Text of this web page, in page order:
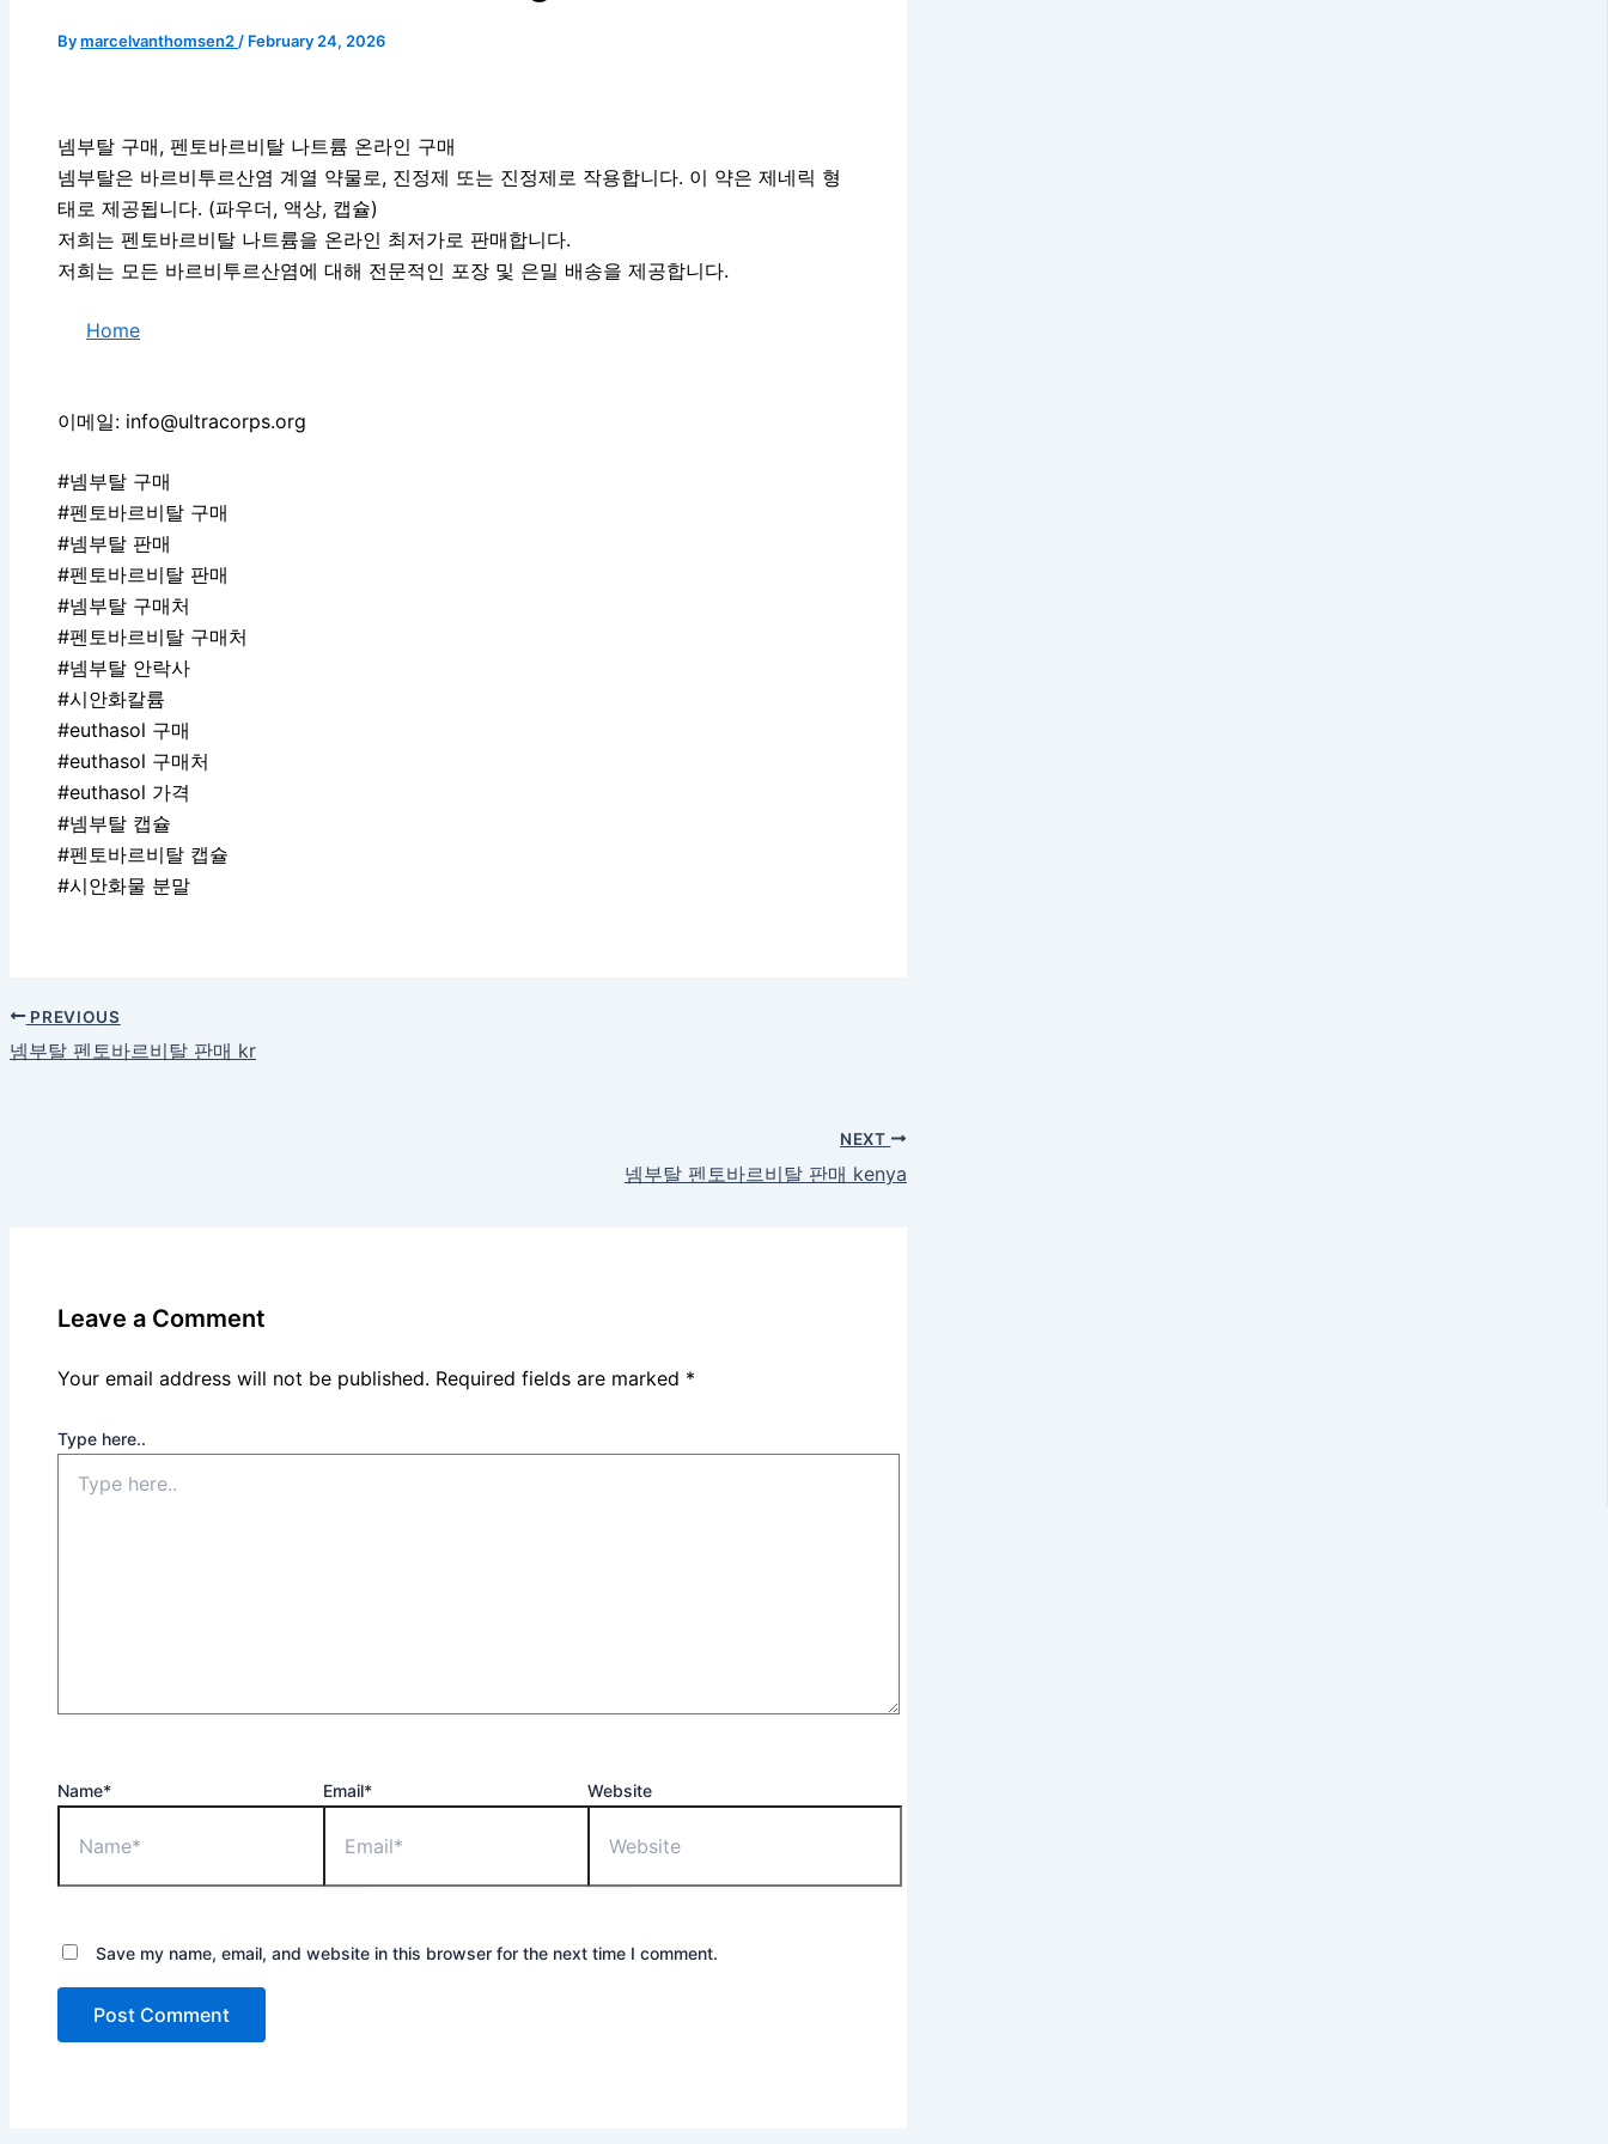
Bymarcelvanthomsen2 / February 24, 2026
넴부탈 구매, 펜토바르비탈 나트륨 온라인 구매
넴부탈은 바르비투르산염 계열 약물로, 진정제 또는 진정제로 작용합니다. 이 약은 제네릭 형
태로 제공됩니다. (파우더, 액상, 캡슐)
저희는 펜토바르비탈 나트륨을 온라인 최저가로 판매합니다.
저희는 모든 바르비투르산염에 대해 전문적인 포장 및 은밀 배송을 제공합니다.
Home
이메일: info@ultracorps.org
#넴부탈 구매
#펜토바르비탈 구매
#넴부탈 판매
#펜토바르비탈 판매
#넴부탈 구매처
#펜토바르비탈 구매처
#넴부탈 안락사
#시안화칼륨
#euthasol 구매
#euthasol 구매처
#euthasol 가격
#넴부탈 캡슐
#펜토바르비탈 캡슐
#시안화물 분말
PREVIOUS
넴부탈 펜토바르비탈 판매 kr
NEXT
넴부탈 펜토바르비탈 판매 kenya
Leave a Comment
Your email address will not be published. Required fields are marked *
Type here..
Name* Email* Website
Save my name, email, and website in this browser for the next time I comment.